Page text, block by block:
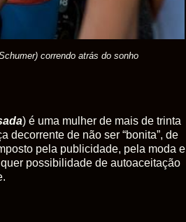
correndo atrás do sonho
) é uma mulher de mais de trinta
decorrente de não ser “bonita”, de
pela publicidade, pela moda e
possibilidade de autoaceitação